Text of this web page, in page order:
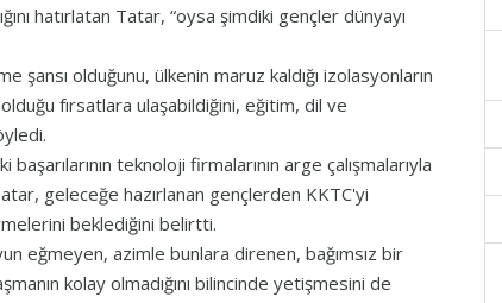
hatırlatan Tatar, “oysa şimdiki gençler dünyayı
olduğunu, ülkenin maruz kaldığı izolasyonların
fırsatlara ulaşabildiğini, eğitim, dil ve
teknoloji firmalarının arge çalışmalarıyla
geleceğe hazırlanan gençlerden KKTC'yi
beklediğini belirtti.
eğmeyen, azimle bunlara direnen, bağımsız bir
kolay olmadığını bilincinde yetişmesini de